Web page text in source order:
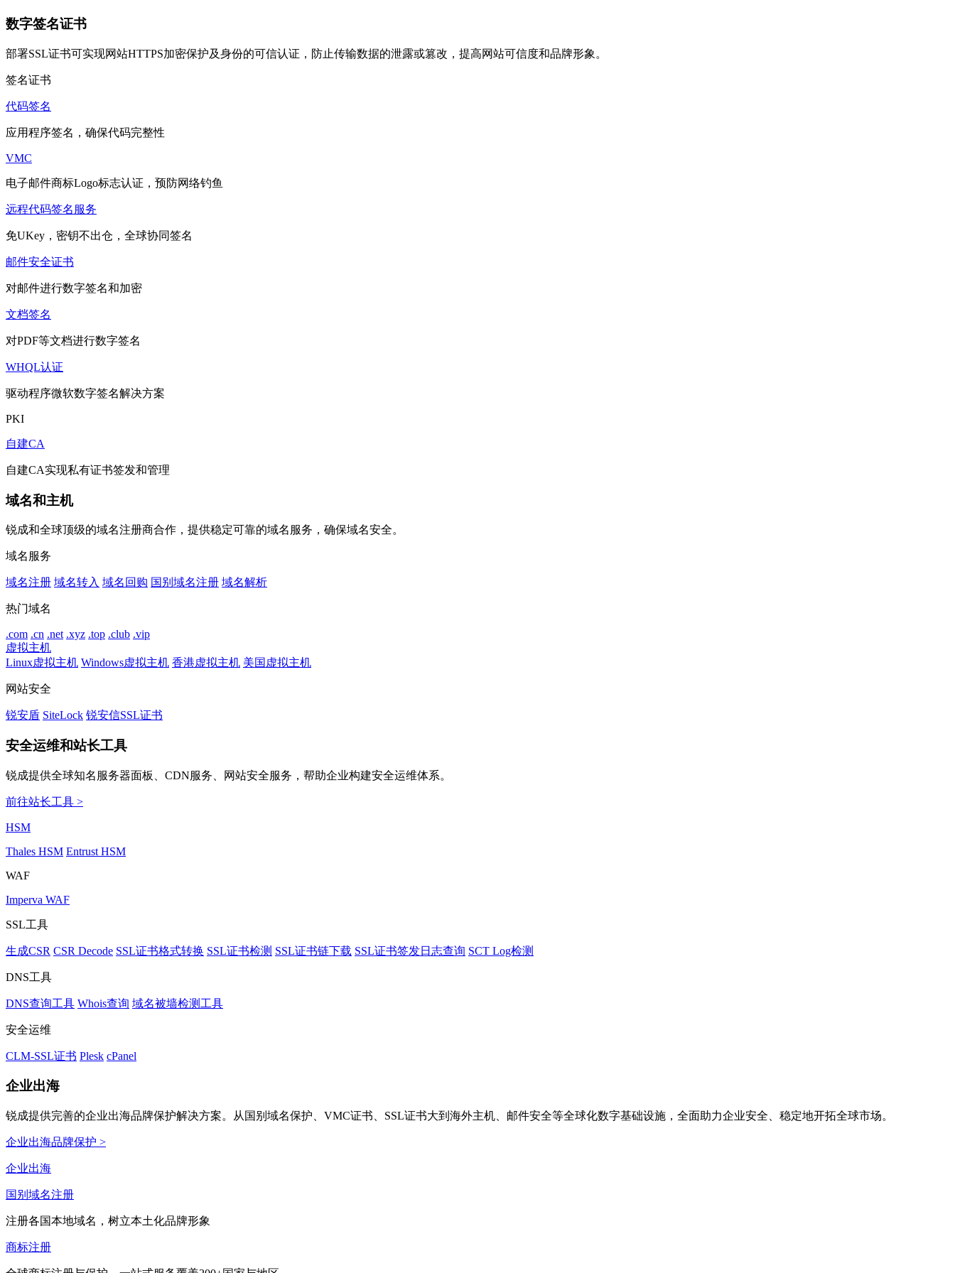
数字签名证书
部署SSL证书可实现网站HTTPS加密保护及身份的可信认证，防止传输数据的泄露或篡改，提高网站可信度和品牌形象。
签名证书
代码签名
应用程序签名，确保代码完整性
VMC
电子邮件商标Logo标志认证，预防网络钓鱼
远程代码签名服务
免UKey，密钥不出仓，全球协同签名
邮件安全证书
对邮件进行数字签名和加密
文档签名
对PDF等文档进行数字签名
WHQL认证
驱动程序微软数字签名解决方案
PKI
自建CA
自建CA实现私有证书签发和管理
域名和主机
锐成和全球顶级的域名注册商合作，提供稳定可靠的域名服务，确保域名安全。
域名服务
域名注册 域名转入 域名回购 国别域名注册 域名解析
热门域名
.com .cn .net .xyz .top .club .vip
虚拟主机
Linux虚拟主机 Windows虚拟主机 香港虚拟主机 美国虚拟主机
网站安全
锐安盾 SiteLock 锐安信SSL证书
安全运维和站长工具
锐成提供全球知名服务器面板、CDN服务、网站安全服务，帮助企业构建安全运维体系。
前往站长工具 >
HSM
Thales HSM Entrust HSM
WAF
Imperva WAF
SSL工具
生成CSR CSR Decode SSL证书格式转换 SSL证书检测 SSL证书链下载 SSL证书签发日志查询 SCT Log检测
DNS工具
DNS查询工具 Whois查询 域名被墙检测工具
安全运维
CLM-SSL证书 Plesk cPanel
企业出海
锐成提供完善的企业出海品牌保护解决方案。从国别域名保护、VMC证书、SSL证书大到海外主机、邮件安全等全球化数字基础设施，全面助力企业安全、稳定地开拓全球市场。
企业出海品牌保护 >
企业出海
国别域名注册
注册各国本地域名，树立本土化品牌形象
商标注册